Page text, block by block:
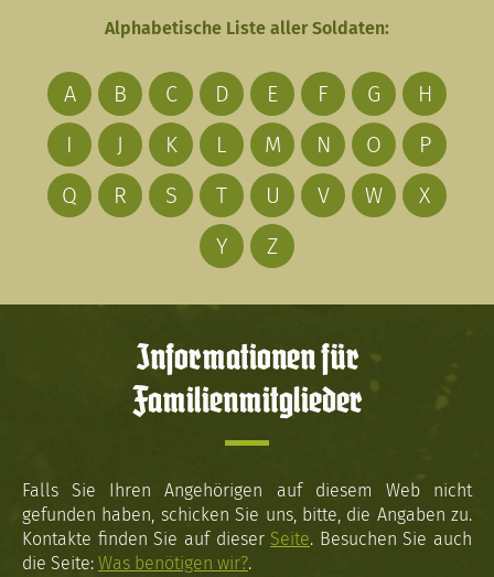
Alphabetische Liste aller Soldaten:
A B C D E F G
H
I
J K L M N O
P
Q
R S T U V W
X
Y
Z
Informationen für
Familienmitglieder
Falls Sie Ihren Angehörigen auf diesem Web nicht
gefunden haben, schicken Sie uns, bitte, die Angaben zu.
Kontakte finden Sie auf dieser Seite. Besuchen Sie auch
die Seite: Was benötigen wir?.